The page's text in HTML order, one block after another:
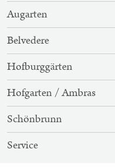
Augarten
Belvedere
Hofburggärten
Hofgarten / Ambras
Schönbrunn
Service